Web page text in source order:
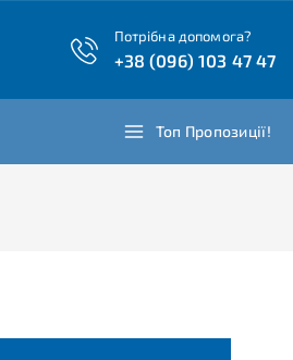
Потрібна допомога?
+38 (096) 103 47 47
Топ Пропозиції!